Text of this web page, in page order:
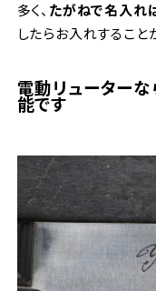
多く、 たがねで名入れ
したらお入れすること
電動リューター
能です